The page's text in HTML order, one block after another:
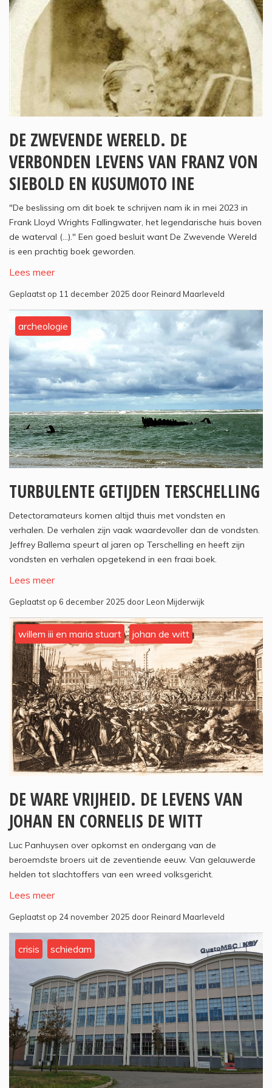
DE ZWEVENDE WERELD. DE
VERBONDEN LEVENS VAN FRANZ VON
SIEBOLD EN KUSUMOTO INE
"De beslissing om dit boek te schrijven nam ik in mei 2023 in
Frank Lloyd Wrights Fallingwater, het legendarische huis boven
de waterval (...)." Een goed besluit want De Zwevende Wereld
is een prachtig boek geworden.
Lees meer
Geplaatst op 11 december 2025 door Reinard Maarleveld
archeologie
TURBULENTE GETIJDEN TERSCHELLING
Detectoramateurs komen altijd thuis met vondsten en
verhalen. De verhalen zijn vaak waardevoller dan de vondsten.
Jeffrey Ballema speurt al jaren op Terschelling en heeft zijn
vondsten en verhalen opgetekend in een fraai boek.
Lees meer
Geplaatst op 6 december 2025 door Leon Mijderwijk
willem iii en maria stuart johan de witt
DE WARE VRIJHEID. DE LEVENS VAN
JOHAN EN CORNELIS DE WITT
Luc Panhuysen over opkomst en ondergang van de
beroemdste broers uit de zeventiende eeuw. Van gelauwerde
helden tot slachtoffers van een wreed volksgericht.
Lees meer
Geplaatst op 24 november 2025 door Reinard Maarleveld
crisis schiedam